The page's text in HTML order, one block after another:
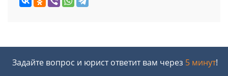
Задайте вопрос и юрист ответит вам через 5 минут!